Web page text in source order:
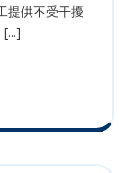
提供不受干擾